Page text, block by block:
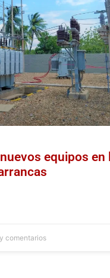
equipos en
comentarios